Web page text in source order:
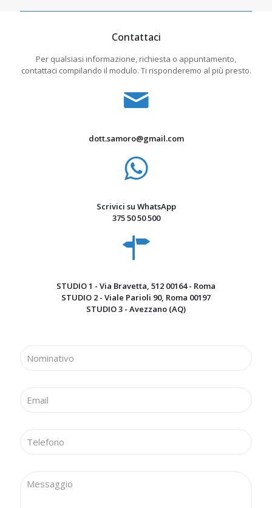
Contattaci
Per qualsiasi informazione, richiesta o appuntamento,
contattaci compilando il modulo. Ti risponderemo al più presto.
dott.samoro@gmail.com
Scrivici su WhatsApp
375 50 50 500
STUDIO 1 - Via Bravetta, 512 00164 - Roma
STUDIO 2 - Viale Parioli 90, Roma 00197
STUDIO 3 - Avezzano (AQ)